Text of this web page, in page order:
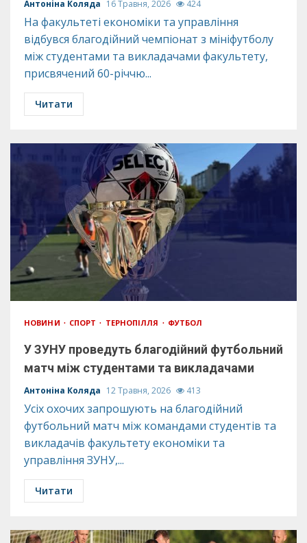
Антоніна Коляда 16 Травня, 2026 424
На факультеті економіки та управління
відбувся благодійний чемпіонат з мініфутболу
між студентами та викладачами факультету,
присвячений 60-річчю...
Читати
НОВИНИ СПОРТ ТЕРНОПІЛЛЯ ФУТБОЛ
У ЗУНУ проведуть благодійний футбольний
матч між студентами та викладачами
Антоніна Коляда 12 Травня, 2026 413
Усіх охочих запрошують на благодійний
футбольний матч між командами студентів та
викладачів факультету економіки та
управління ЗУНУ,...
Читати